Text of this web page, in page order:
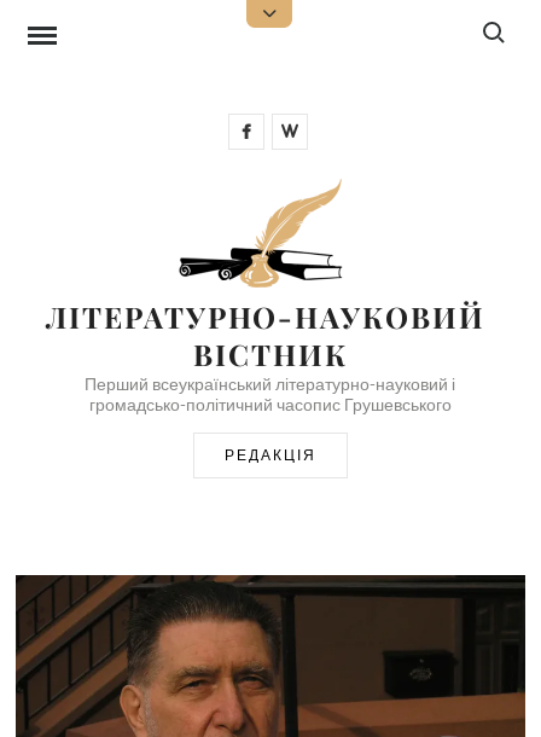
Open
Search
FacebookWikipedia
ЛІТЕРАТУРНО-НАУКОВИЙ
ВІСТНИК
Перший всеукраїнський літературно-науковий і
громадсько-політичний часопис Грушевського
РЕДАКЦІЯ